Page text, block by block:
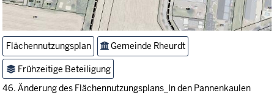
Flächennutzungsplan Gemeinde Rheurdt
Frühzeitige Beteiligung
46. Änderung des Flächennutzungsplans_In den Pannenkaulen